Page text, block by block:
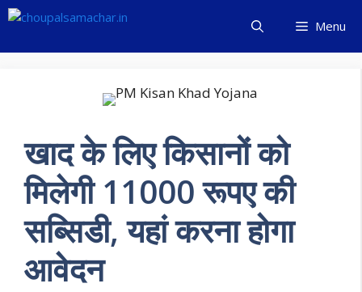
Skip
content
Menu
खाद के लिए किसानों को
मिलेगी 11000 रूपए की
सब्सिडी, यहां करना होगा
आवेदन